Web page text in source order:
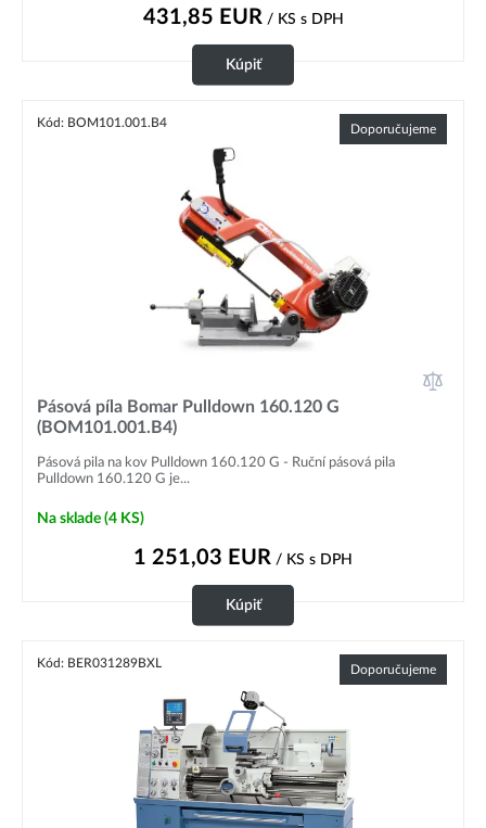
431,85 EUR / KS s DPH
Kúpiť
Kód: BOM101.001.B4 Doporučujeme
Pásová píla Bomar Pulldown 160.120 G
(BOM101.001.B4)
Pásová pila na kov Pulldown 160.120 G - Ruční pásová pila
Pulldown 160.120 G je...
Na sklade (4 KS)
1 251,03 EUR / KS s DPH
Kúpiť
Kód: BER031289BXL Doporučujeme